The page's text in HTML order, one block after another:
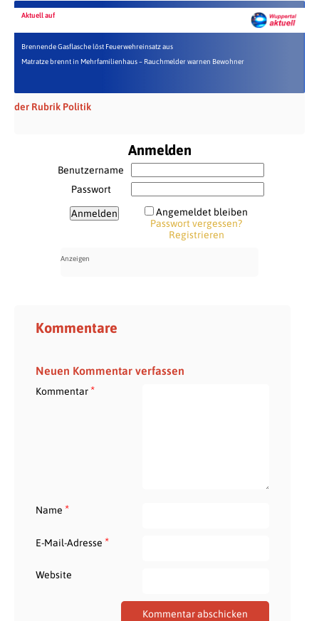
Aktuell auf
Brennende Gasflasche löst Feuerwehreinsatz aus
Matratze brennt in Mehrfamilienhaus – Rauchmelder warnen Bewohner
der Rubrik Politik
Anmelden
Benutzername
Passwort
Angemeldet bleiben
Passwort vergessen?
Registrieren
Kommentare
Neuen Kommentar verfassen
Kommentar*
Name *
E-Mail-Adresse *
Website